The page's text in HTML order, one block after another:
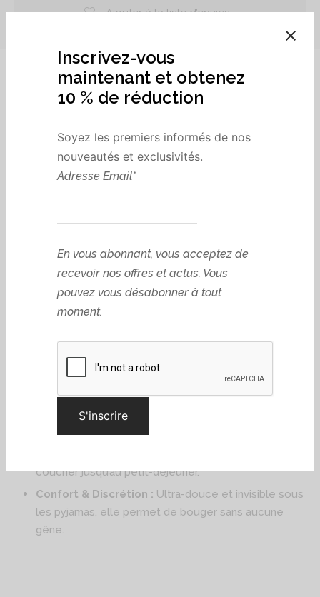
maintenant et obtenez
10 % de réduction
Soyez les premiers informés de nos
En vous abonnant, vous acceptez de
Ajouter à la liste d’envies
Description
Spéciale “Nuits Agitées”
pour celles qui bougent beaucoup en dormant. Elle
remplace les serviettes de nuit encombrantes par une
Les points forts du modèle Yvonne Ado :
Sécurité 360° :
Une absorption maximale de l’avant
vers l’arrière pour bloquer les fuites, que l’on soit
assise en classe ou allongée.
Jusqu’à 12h de liberté :
coucher jusqu’au petit-déjeuner.
Confort & Discrétion : Ultra-douce et invisible sous
les pyjamas, elle permet de bouger sans aucune
gêne.